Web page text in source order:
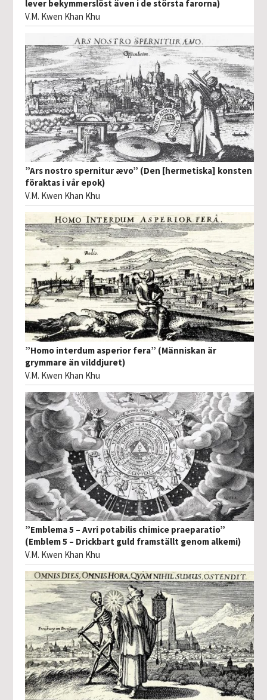
lever bekymmerslöst även i de största farorna)
V.M. Kwen Khan Khu
”Ars nostro spernitur ævo” (Den [hermetiska] konsten
föraktas i vår epok)
V.M. Kwen Khan Khu
”Homo interdum asperior fera” (Människan är
grymmare än vilddjuret)
V.M. Kwen Khan Khu
”Emblema 5 – Avri potabilis chimice praeparatio”
(Emblem 5 – Drickbart guld framställt genom alkemi)
V.M. Kwen Khan Khu